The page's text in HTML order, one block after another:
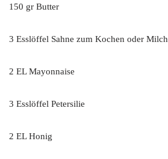
150 gr Butter
3 Esslöffel Sahne zum Kochen oder Milch
2 EL Mayonnaise
3 Esslöffel Petersilie
2 EL Honig